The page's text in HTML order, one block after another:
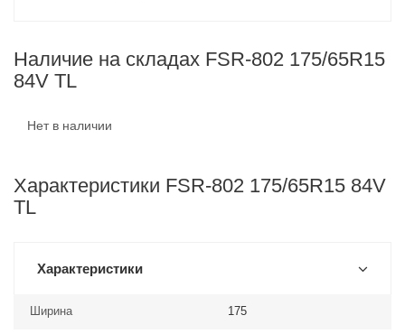
Наличие на складах FSR-802 175/65R15
84V TL
Нет в наличии
Характеристики FSR-802 175/65R15 84V
TL
Характеристики
Ширина 175